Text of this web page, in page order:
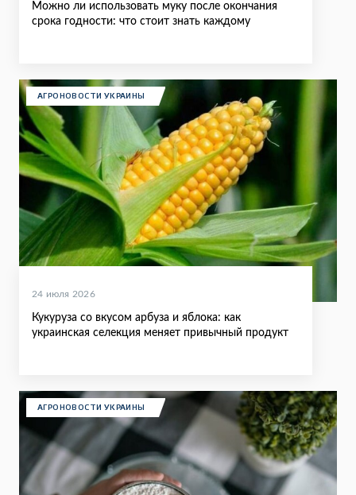
Можно ли использовать муку после окончания
срока годности: что стоит знать каждому
АГРОНОВОСТИ УКРАИНЫ
24 июля 2026
Кукуруза со вкусом арбуза и яблока: как
украинская селекция меняет привычный продукт
АГРОНОВОСТИ УКРАИНЫ